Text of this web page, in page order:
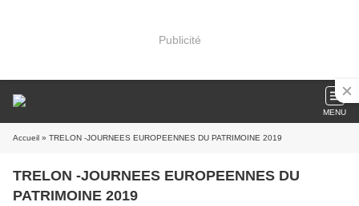
Publicité
MENU
Accueil » TRELON -JOURNEES EUROPEENNES DU PATRIMOINE 2019
TRELON -JOURNEES EUROPEENNES DU
PATRIMOINE 2019